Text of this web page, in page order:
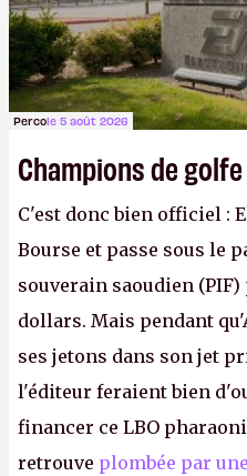
Percole 5 août 2026
Champions de golfe
C'est donc bien officiel :
Bourse et passe sous le
souverain saoudien
dollars. Mais pendant
ses jetons dans son jet
l'éditeur feraient bien
financer ce LBO
retrouve plombée par